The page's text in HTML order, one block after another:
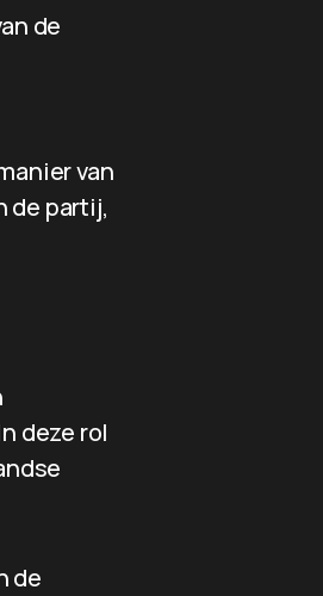
de
van
de partij,
deze rol
de